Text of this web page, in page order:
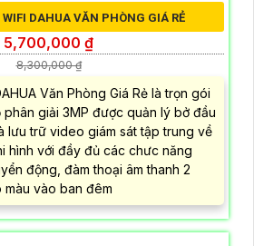
DAHUA VĂN PHÒNG GIÁ RẺ
5,700,000 ₫
8,300,000 ₫
Văn Phòng Giá Rẻ là trọn gói
giải 3MP được quản lý bở đầu
lưu trữ video giám sát tập trung về
hình với đầy đủ các chưc năng
động, đàm thoại âm thanh 2
màu vào ban đêm